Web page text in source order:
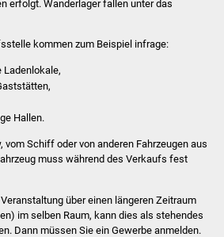
FNP / Bebauungspläne
Stadtinfo
Partnerstädte
erfolgt. Wanderlager fallen unter das
kommen zum Beispiel infrage:
Ladenlokale,
Hallen.
vom Schiff oder von anderen Fahrzeugen aus
muss während des Verkaufs fest
über einen längeren Zeitraum
im selben Raum, kann dies als stehendes
Dann müssen Sie ein Gewerbe anmelden.